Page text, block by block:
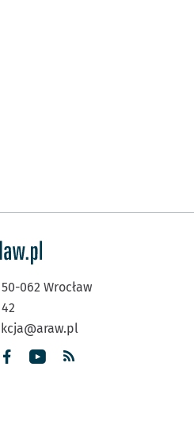
50-062 Wrocław